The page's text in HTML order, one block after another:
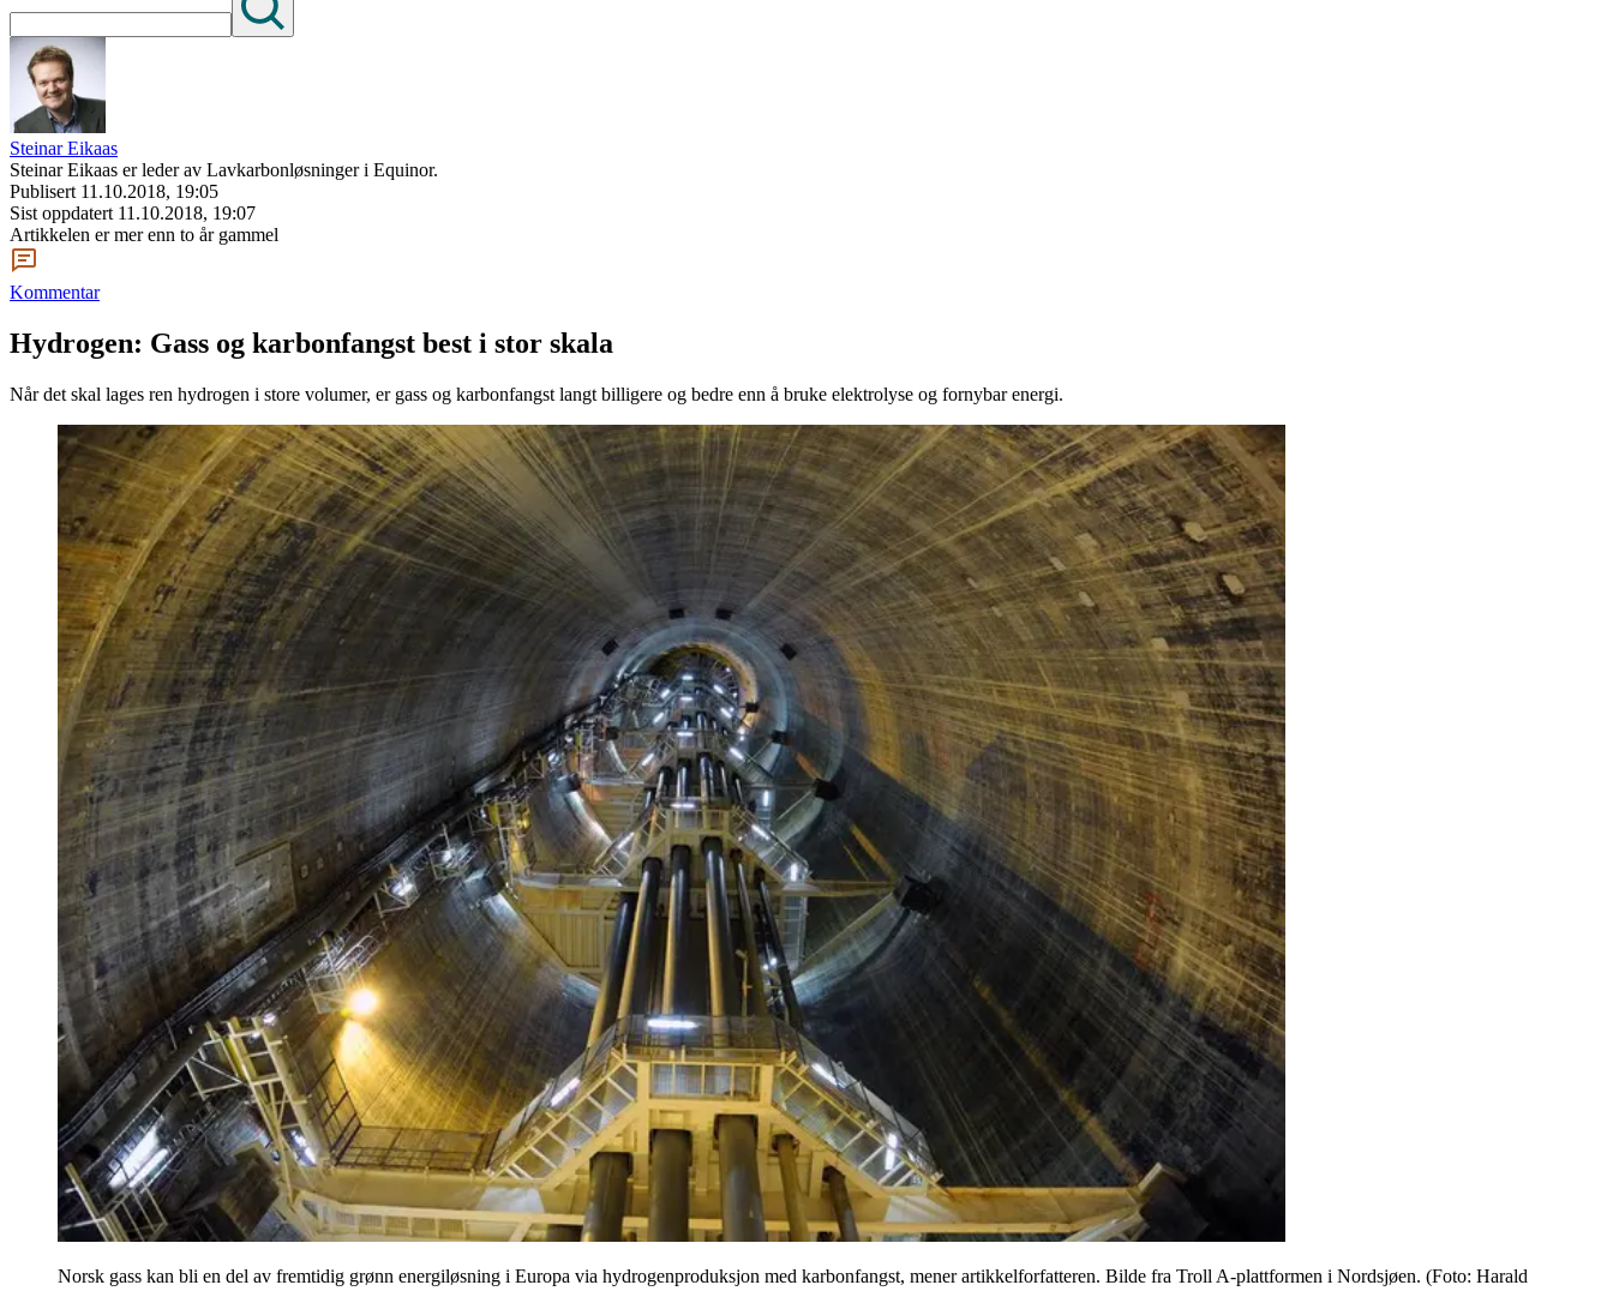
Steinar Eikaas
Steinar Eikaas er leder av Lavkarbonløsninger i Equinor.
Publisert 11.10.2018, 19:05
Sist oppdatert 11.10.2018, 19:07
Artikkelen er mer enn to år gammel
Kommentar
Hydrogen: Gass og karbonfangst best i stor skala
Når det skal lages ren hydrogen i store volumer, er gass og karbonfangst langt billigere og bedre enn å bruke elektrolyse og fornybar energi.
Norsk gass kan bli en del av fremtidig grønn energiløsning i Europa via hydrogenproduksjon med karbonfangst, mener artikkelforfatteren. Bilde fra Troll A-plattformen i Nordsjøen. (Foto: Harald